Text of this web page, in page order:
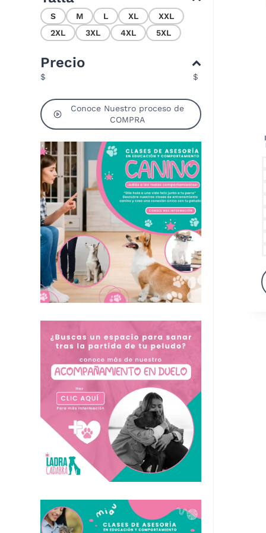
S M L XL
XXL
2XL
3XL 4XL 5XL
Precio
$ $
Conoce Nuestro proceso de
COMPRA